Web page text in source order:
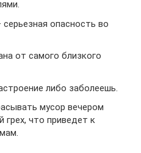
опасность во
от самого близкого
либо заболеешь.
мусор вечером
грех, что приведет к